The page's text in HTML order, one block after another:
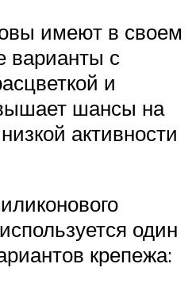
имеют в своем
варианты с
и
шансы на
активности
один
крепежа: